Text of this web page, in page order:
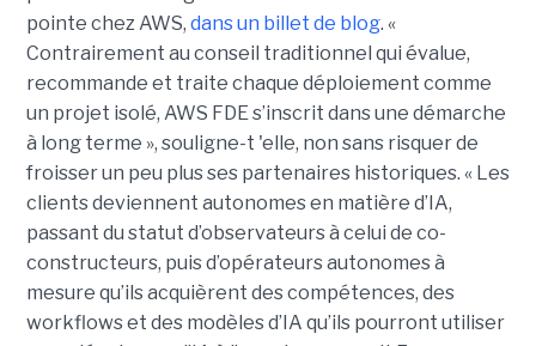
pointe chez AWS, dans un billet de blog. «
Contrairement au conseil traditionnel qui évalue,
recommande et traite chaque déploiement comme
un projet isolé, AWS FDE s’inscrit dans une démarche
à long terme », souligne-t 'elle, non sans risquer de
froisser un peu plus ses partenaires historiques. « Les
clients deviennent autonomes en matière d’IA,
passant du statut d’observateurs à celui de co-
constructeurs, puis d’opérateurs autonomes à
mesure qu’ils acquièrent des compétences, des
workflows et des modèles d’IA qu’ils pourront utiliser